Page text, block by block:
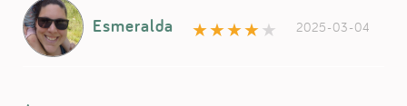
Esmeralda 2025-03-04